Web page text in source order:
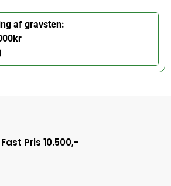
af gravsten:
Pris 10.500,-